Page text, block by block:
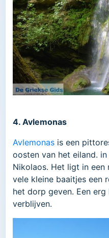
4. Avlemonas
Avlemonas is een
oosten van het eiland.
Nikolaos. Het ligt in
vele kleine baaitjes een
het dorp geven. Een
verblijven.